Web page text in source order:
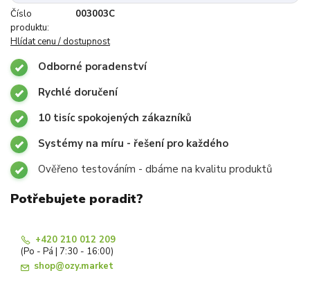
Číslo
produktu:
003003C
Hlídat cenu / dostupnost
Odborné poradenství
Rychlé doručení
10 tisíc spokojených zákazníků
Systémy na míru - řešení pro každého
Ověřeno testováním - dbáme na kvalitu produktů
Potřebujete poradit?
+420 210 012 209
(Po - Pá | 7:30 - 16:00)
shop@ozy.market